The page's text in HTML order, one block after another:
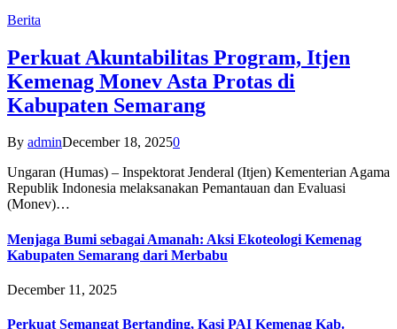
Berita
Perkuat Akuntabilitas Program, Itjen
Kemenag Monev Asta Protas di
Kabupaten Semarang
By adminDecember 18, 20250
Ungaran (Humas) – Inspektorat Jenderal (Itjen) Kementerian Agama
Republik Indonesia melaksanakan Pemantauan dan Evaluasi
(Monev)…
Menjaga Bumi sebagai Amanah: Aksi Ekoteologi Kemenag
Kabupaten Semarang dari Merbabu
December 11, 2025
Perkuat Semangat Bertanding, Kasi PAI Kemenag Kab.